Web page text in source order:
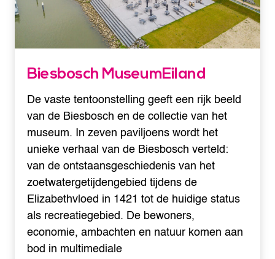
Biesbosch MuseumEiland
De vaste tentoonstelling geeft een rijk beeld
van de Biesbosch en de collectie van het
museum. In zeven paviljoens wordt het
unieke verhaal van de Biesbosch verteld:
van de ontstaansgeschiedenis van het
zoetwatergetijdengebied tijdens de
Elizabethvloed in 1421 tot de huidige status
als recreatiegebied. De bewoners,
economie, ambachten en natuur komen aan
bod in multimediale